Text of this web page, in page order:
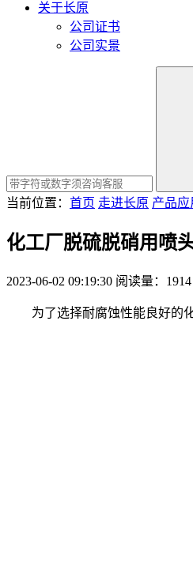
关于长原
公司证书
公司实景
当前位置： 首页 走进长原 产品
化工厂脱硫脱硝用喷
2023-06-02 09:19:30 阅读量：1914
为了选择耐腐蚀性能良好的